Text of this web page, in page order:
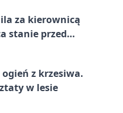
za kierownicą
stanie przed
z krzesiwa.
w lesie